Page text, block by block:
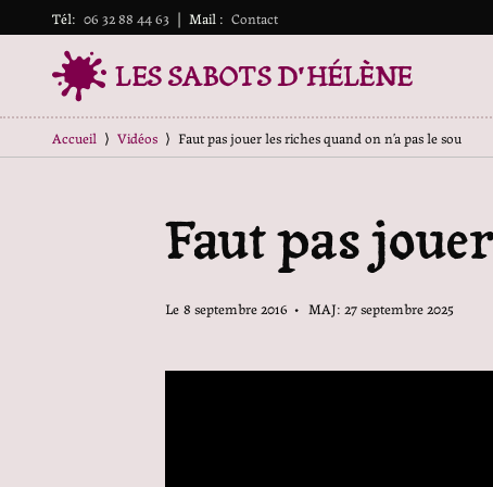
Tél: 06 32 88 44 63 | Mail : Contact
LES SABOTS D'HÉLÈNE
Accueil ⟩ Vidéos ⟩ Faut pas jouer les riches quand on n’a pas le sou
Faut pas
Le 8 septembre 2016 • MAJ: 27 septembre 2025